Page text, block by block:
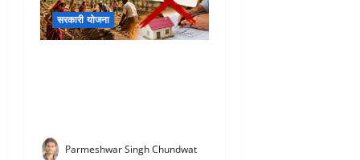
सरकारी योजना
Parmeshwar Singh Chundwat